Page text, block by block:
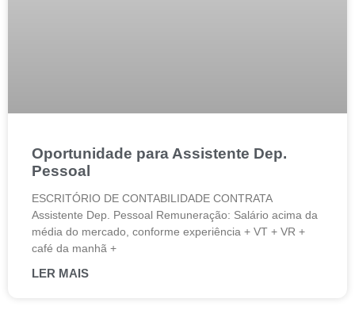
Oportunidade para Assistente Dep.
Pessoal
ESCRITÓRIO DE CONTABILIDADE CONTRATA
Assistente Dep. Pessoal Remuneração: Salário acima da
média do mercado, conforme experiência + VT + VR +
café da manhã +
LER MAIS